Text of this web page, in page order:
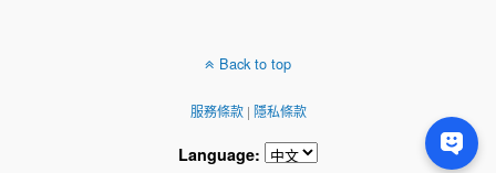
Back to top
服務條款| 隱私條款
Language: